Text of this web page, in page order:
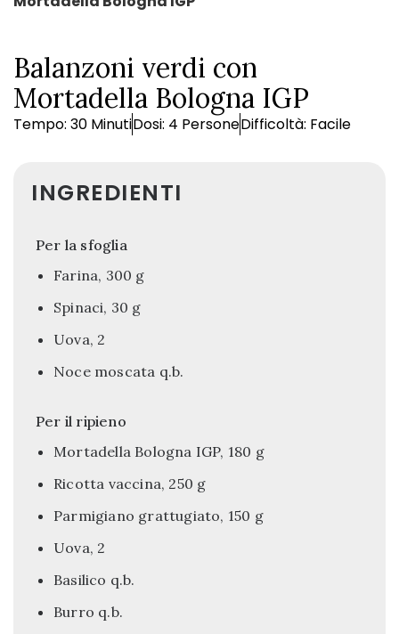
Balanzoni verdi con
Mortadella Bologna IGP
Tempo: 30 MinutiDosi: 4 PersoneDifficoltà: Facile
INGREDIENTI
Per la sfoglia
Farina, 300 g
Spinaci, 30 g
Uova, 2
Noce moscata q.b.
Per il ripieno
Mortadella Bologna IGP, 180 g
Ricotta vaccina, 250 g
Parmigiano grattugiato, 150 g
Uova, 2
Basilico q.b.
Burro q.b.